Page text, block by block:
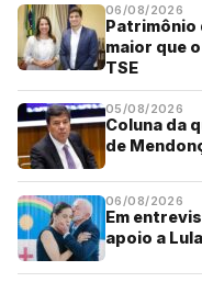
06/08/2026
Patrimônio
maior que
TSE
05/08/2026
Coluna da
de
06/08/2026
Em
apoio a Lula